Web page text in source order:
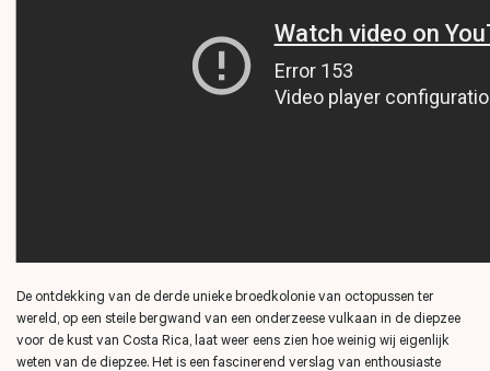
De ontdekking van de derde unieke broedkolonie van octopussen ter
wereld, op een steile bergwand van een onderzeese vulkaan in de diepzee
voor de kust van Costa Rica, laat weer eens zien hoe weinig wij eigenlijk
weten van de diepzee. Het is een fascinerend verslag van enthousiaste